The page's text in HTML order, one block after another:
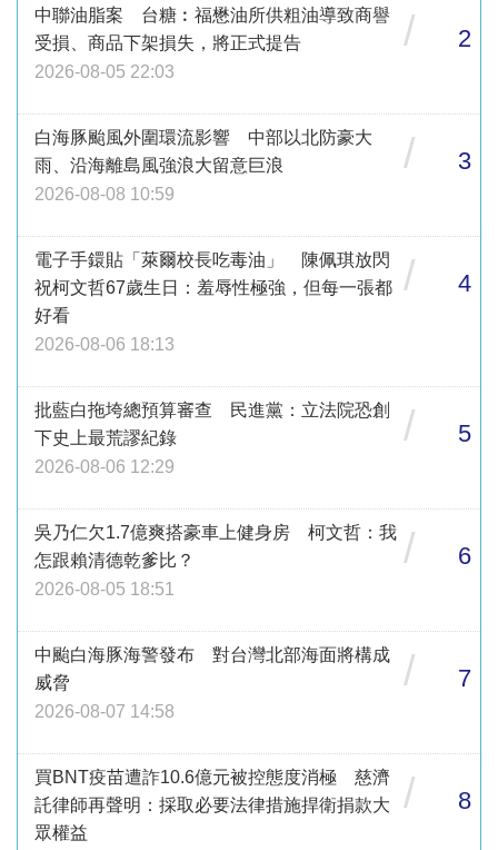
中聯油脂案 台糖︰福懋油所供粗油導致商譽
受損、商品下架損失，將正式提告
2026-08-05 22:03
/ 2
白海豚颱風外圍環流影響 中部以北防豪大
雨、沿海離島風強浪大留意巨浪
2026-08-08 10:59
/ 3
電子手鐶貼「萊爾校長吃毒油」 陳佩琪放閃
祝柯文哲67歲生日：羞辱性極強，但每一張都
好看
2026-08-06 18:13
/ 4
批藍白拖垮總預算審查 民進黨：立法院恐創
下史上最荒謬紀錄
2026-08-06 12:29
/ 5
吳乃仁欠1.7億爽搭豪車上健身房 柯文哲：我
怎跟賴清德乾爹比？
2026-08-05 18:51
/ 6
中颱白海豚海警發布 對台灣北部海面將構成
威脅
2026-08-07 14:58
/ 7
買BNT疫苗遭詐10.6億元被控態度消極 慈濟
託律師再聲明：採取必要法律措施捍衛捐款大
眾權益
/ 8